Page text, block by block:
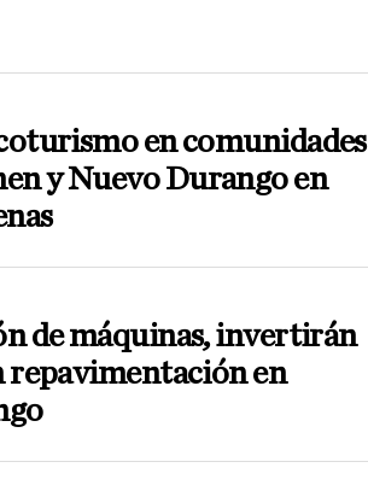
en comunidades
y Nuevo Durango en
de máquinas, invertirán
repavimentación en